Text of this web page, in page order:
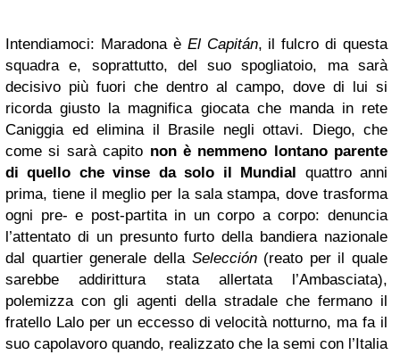
Intendiamoci: Maradona è El Capitán, il fulcro di questa
squadra e, soprattutto, del suo spogliatoio, ma sarà
decisivo più fuori che dentro al campo, dove di lui si
ricorda giusto la magnifica giocata che manda in rete
Caniggia ed elimina il Brasile negli ottavi. Diego, che
come si sarà capito non è nemmeno lontano parente
di quello che vinse da solo il Mundial quattro anni
prima, tiene il meglio per la sala stampa, dove trasforma
ogni pre- e post-partita in un corpo a corpo: denuncia
l’attentato di un presunto furto della bandiera nazionale
dal quartier generale della Selección(reato per il quale
sarebbe addirittura stata allertata l’Ambasciata),
polemizza con gli agenti della stradale che fermano il
fratello Lalo per un eccesso di velocità notturno, ma fa il
suo capolavoro quando, realizzato che la semi con l’Italia